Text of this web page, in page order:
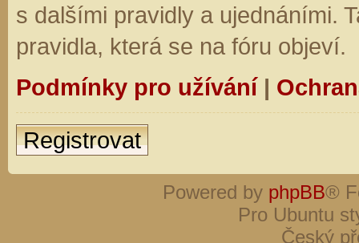
s dalšími pravidly a ujednáními.
pravidla, která se na fóru objeví.
Podmínky pro užívání|
Registrovat
Powered by phpBB®
Pro Ubuntu
Český